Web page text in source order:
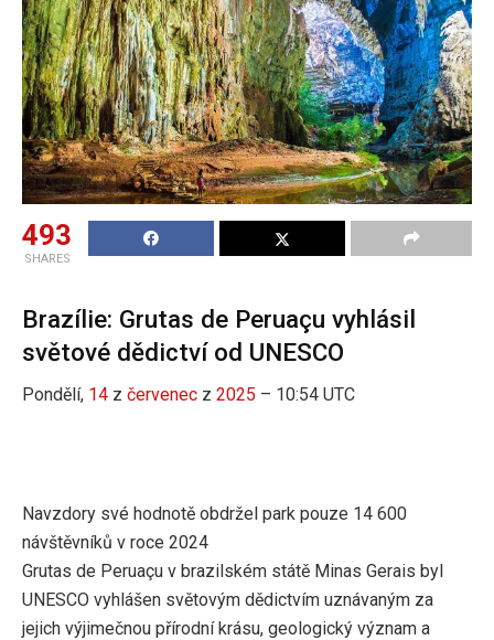
493
SHARES
Brazílie: Grutas de Peruaçu vyhlásil
světové dědictví od UNESCO
Pondělí, 14 z červenec z 2025 – 10:54 UTC
Navzdory své hodnotě obdržel park pouze 14 600
návštěvníků v roce 2024
Grutas de Peruaçu v brazilském státě Minas Gerais byl
UNESCO vyhlášen světovým dědictvím uznávaným za
jejich výjimečnou přírodní krásu, geologický význam a